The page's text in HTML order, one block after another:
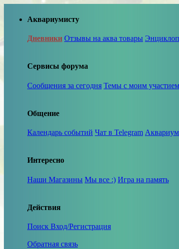
Аквариумисту
Дневники Отзывы на аква товары
Сервисы форума
Сообщения за сегодня Темы с моим участием
Общение
Календарь событий Чат в Telegram
Интересно
Наши Магазины Мы все :) Игра на память
Действия
Поиск Вход/Регистрация
Обратная связь